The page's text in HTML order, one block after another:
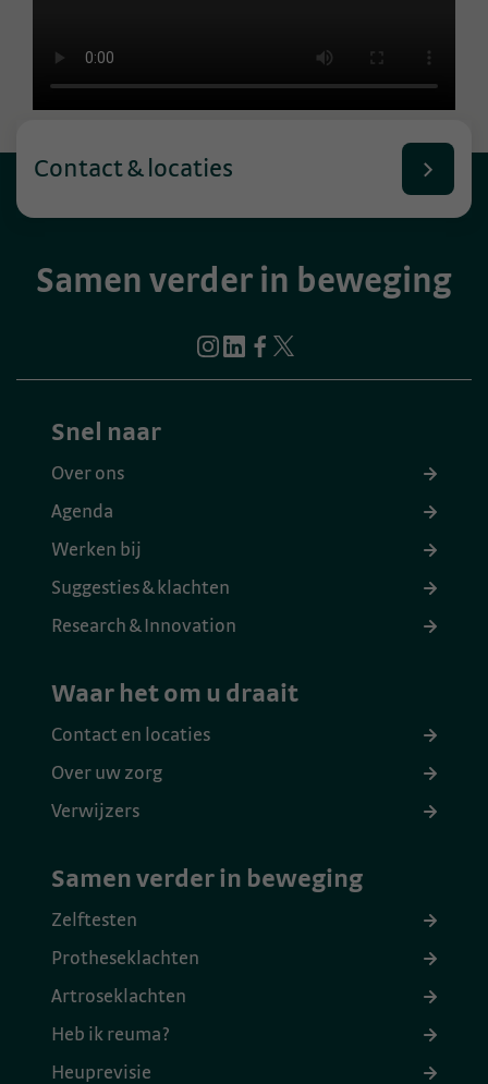
Samen verder in beweging
Contact & locaties
Snel naar
Over ons
Agenda
Werken bij
Suggesties & klachten
Research & Innovation
Waar het om u draait
Contact en locaties
Over uw zorg
Verwijzers
Samen verder in beweging
Zelftesten
Protheseklachten
Artroseklachten
Heb ik reuma?
Heuprevisie